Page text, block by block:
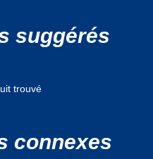
suggérés
trouvé
connexes